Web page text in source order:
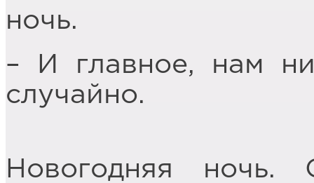
ночь.
– И главное, нам
случайно.
Новогодняя